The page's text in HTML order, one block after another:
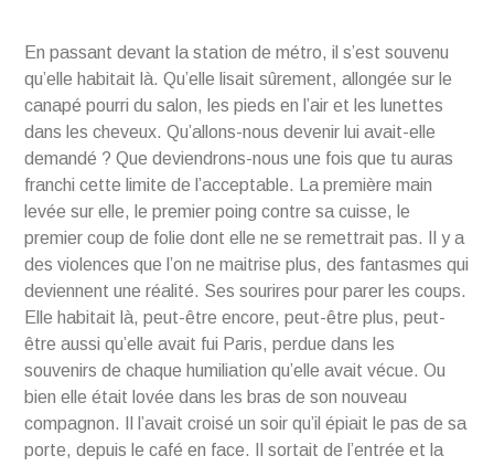
En passant devant la station de métro, il s’est souvenu
qu’elle habitait là. Qu’elle lisait sûrement, allongée sur le
canapé pourri du salon, les pieds en l’air et les lunettes
dans les cheveux. Qu’allons-nous devenir lui avait-elle
demandé ? Que deviendrons-nous une fois que tu auras
franchi cette limite de l’acceptable. La première main
levée sur elle, le premier poing contre sa cuisse, le
premier coup de folie dont elle ne se remettrait pas. Il y a
des violences que l’on ne maitrise plus, des fantasmes qui
deviennent une réalité. Ses sourires pour parer les coups.
Elle habitait là, peut-être encore, peut-être plus, peut-
être aussi qu’elle avait fui Paris, perdue dans les
souvenirs de chaque humiliation qu’elle avait vécue. Ou
bien elle était lovée dans les bras de son nouveau
compagnon. Il l’avait croisé un soir qu’il épiait le pas de sa
porte, depuis le café en face. Il sortait de l’entrée et la